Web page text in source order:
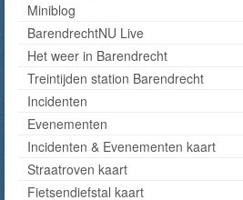
Miniblog
BarendrechtNU Live
Het weer in Barendrecht
Treintijden station Barendrecht
Incidenten
Evenementen
Incidenten & Evenementen kaart
Straatroven kaart
Fietsendiefstal kaart